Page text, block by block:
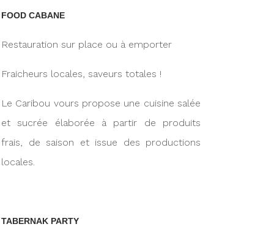
FOOD CABANE
Restauration sur place ou à emporter
Fraicheurs locales, saveurs totales !
Le Caribou vours propose une cuisine salée
et sucrée élaborée à partir de produits
frais, de saison et issue des productions
locales.
TABERNAK PARTY